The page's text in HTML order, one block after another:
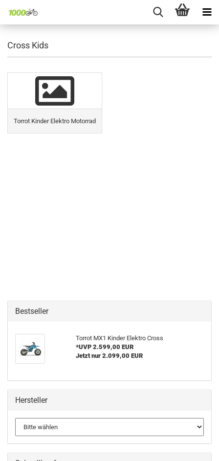
Cross Kids
Torrot Kinder Elektro Motorrad
Bestseller
Torrot MX1 Kinder Elektro Cross
*UVP 2.599,00 EUR
Jetzt nur 2.099,00 EUR
Hersteller